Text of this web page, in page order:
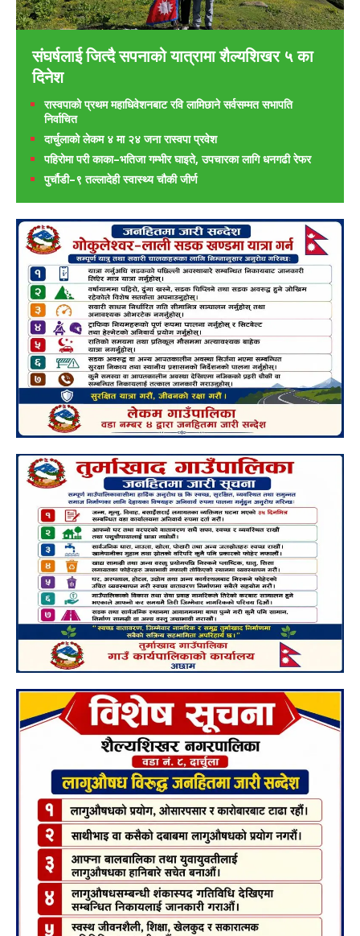
संघर्षलाई जित्दै सपनाको यात्रामा शैल्यशिखर ५ का
दिनेश
रास्वपाको प्रथम महाधिवेशनबाट रवि लामिछाने सर्वसम्मत सभापति
निर्वाचित
दार्चुलाको लेकम ४ मा २४ जना रास्वपा प्रवेश
पहिरोमा परी काका–भतिजा गम्भीर घाइते, उपचारका लागि धनगढी रेफर
पुर्चौडी–९ तल्लादेही स्वास्थ्य चौकी जीर्ण